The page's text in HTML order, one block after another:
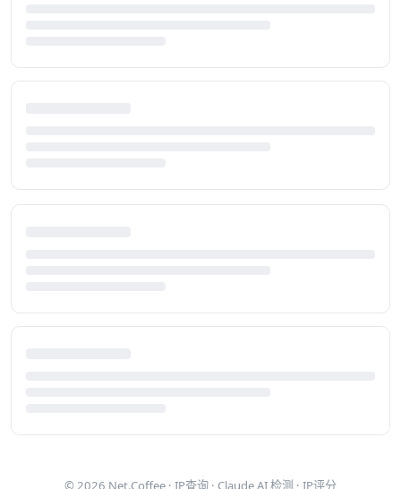
© 2026 Net.Coffee · IP查询 · Claude AI 检测 · IP评分